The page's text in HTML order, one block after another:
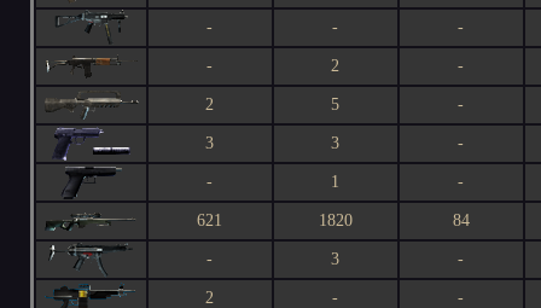
- - -
- 2 -
2 5 -
3 3 -
- 1 -
621 1820 84
- 3 -
2 - -